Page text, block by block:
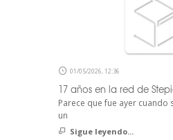
01/05/2026, 12:36
17 años en la red de
Parece que fue ayer cuando
un
Sigue leyendo...